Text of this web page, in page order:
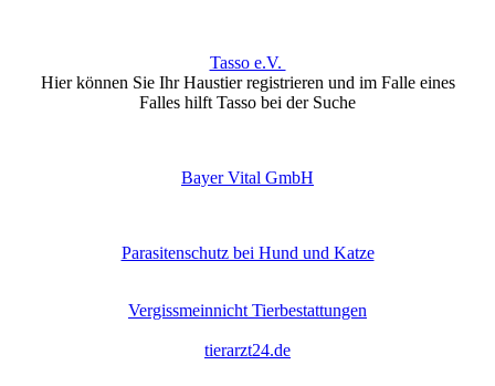
Tasso e.V.
Hier können Sie Ihr Haustier registrieren und im Falle eines
Falles hilft Tasso bei der Suche
Bayer Vital GmbH
Parasitenschutz bei Hund und Katze
Vergissmeinnicht Tierbestattungen
tierarzt24.de